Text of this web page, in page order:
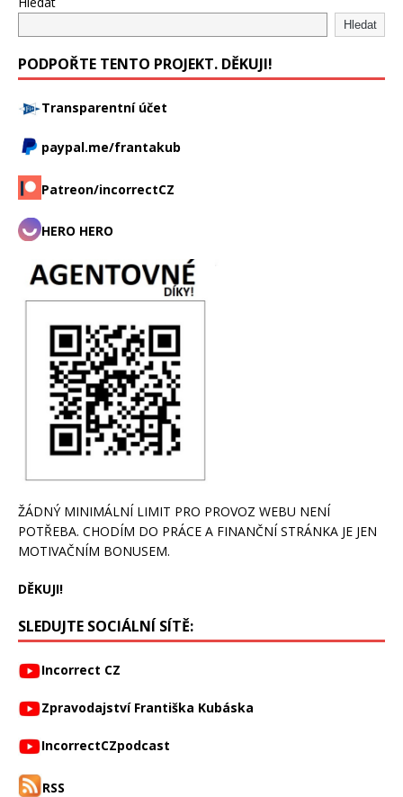
Hledat
PODPOŘTE TENTO PROJEKT. DĚKUJI!
Transparentní účet
paypal.me/frantakub
Patreon/incorrectCZ
HERO HERO
ŽÁDNÝ MINIMÁLNÍ LIMIT PRO PROVOZ WEBU NENÍ
POTŘEBA. CHODÍM DO PRÁCE A FINANČNÍ STRÁNKA JE JEN
MOTIVAČNÍM BONUSEM.
DĚKUJI!
SLEDUJTE SOCIÁLNÍ SÍTĚ:
Incorrect CZ
Zpravodajství Františka Kubáska
IncorrectCZpodcast
RSS